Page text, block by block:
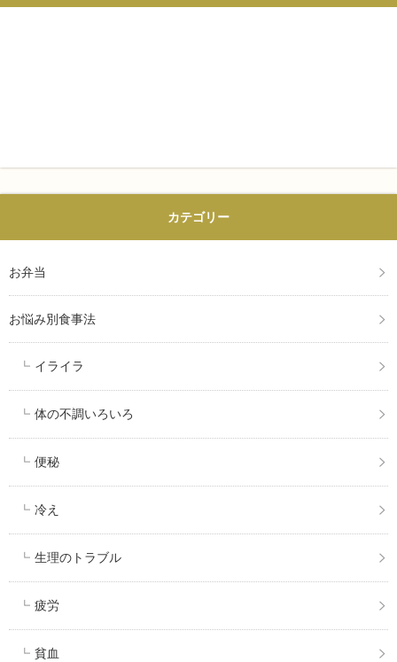
カテゴリー
お弁当
お悩み別食事法
イライラ
体の不調いろいろ
便秘
冷え
生理のトラブル
疲労
貧血